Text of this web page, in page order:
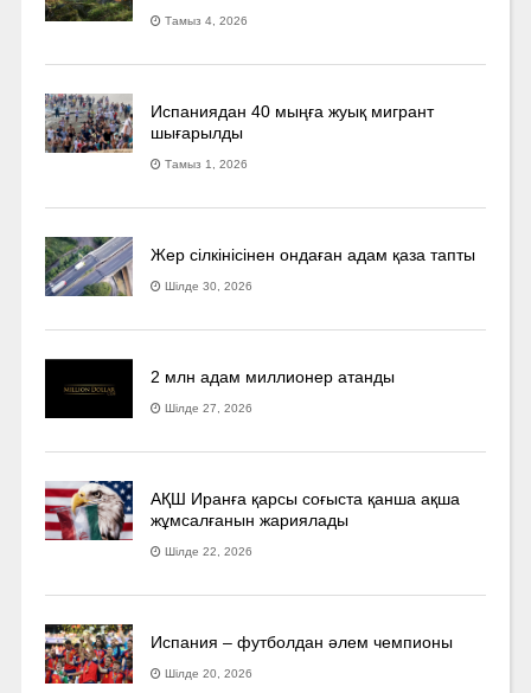
Тамыз 4, 2026
Испаниядан 40 мыңға жуық мигрант
шығарылды
Тамыз 1, 2026
Жер сілкінісінен ондаған адам қаза тапты
Шілде 30, 2026
2 млн адам миллионер атанды
Шілде 27, 2026
АҚШ Иранға қарсы соғыста қанша ақша
жұмсалғанын жариялады
Шілде 22, 2026
Испания – футболдан әлем чемпионы
Шілде 20, 2026